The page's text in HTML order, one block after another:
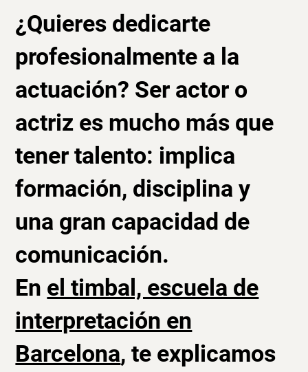
¿Quieres dedicarte
profesionalmente a la
actuación? Ser actor o
actriz es mucho más que
tener talento: implica
formación, disciplina y
una gran capacidad de
comunicación.
En el timbal, escuela de
interpretación en
Barcelona, te explicamos